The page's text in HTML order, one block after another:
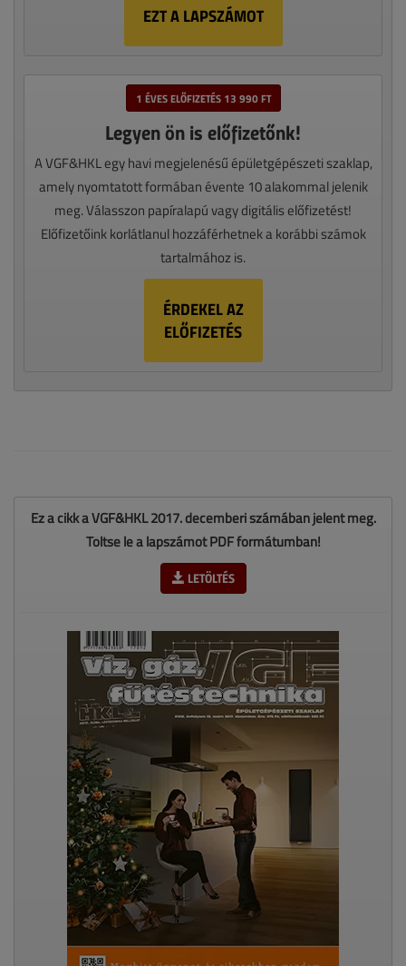
EZT A LAPSZÁMOT
1 ÉVES ELŐFIZETÉS 13 990 FT
Legyen ön is előfizetőnk!
A VGF&HKL egy havi megjelenésű épületgépészeti szaklap,
amely nyomtatott formában évente 10 alakommal jelenik
meg. Válasszon papíralapú vagy digitális előfizetést!
Előfizetőink korlátlanul hozzáférhetnek a korábbi számok
tartalmához is.
ÉRDEKEL AZ
ELŐFIZETÉS
Ez a cikk a VGF&HKL 2017. decemberi számában jelent meg.
Töltse le a lapszámot PDF formátumban!
LETÖLTÉS